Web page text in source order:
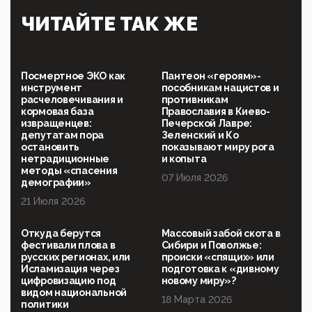
Симулякр патриотизма и благолепия:
профилактика негатива среди молодежи снова
120 лет парламентаризма: как институт
народовластия превратился в «чего изволите» для
Правительства и АП
06:29, 15 Апреля 2026
Социальный фонд России – пионер жесткого
внедрения цифроконцлагеря: работников СФР по
всей стране принуждают ставить MAX ID под
угрозой увольнения
10:02, 10 Апреля 2026
Президент РАН Красников о том, что родители в
ребенка:"...
09:07, 10 Апреля 2026
Ачто, так можно было?Стоило России хоть капельку
показать зубы, отправивроссийский фрегат
Адмир...
05:52, 10 Апреля 2026
ЧИТАЙТЕ ТАК ЖЕ
Посмертное ЭКО как
инструмент
расчеловечивания и
кормовая база
извращенцев:
депутатам пора
остановить
нетрадиционные
методы «спасения
демографии»
21 Июля 2026
Пантеон «героям»-
пособникам нацистов и
противникам
Православия в Киево-
Печерской Лавре:
Зеленский и Ко
показывают миру рога
и копыта
07 Июля 2026
Откуда берутся
фестивали плова в
русских регионах, или
Исламизация через
цифровизацию под
видом национальной
политики
Массовый забой скота в
Сибири и Поволжье:
происки «спящих» или
подготовка к «дивному
новому миру»?
18 Марта 2026